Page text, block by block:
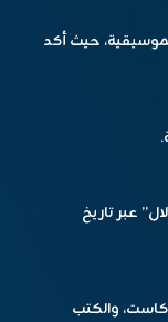
حيث أكد
عبر تاريخ
والكتب